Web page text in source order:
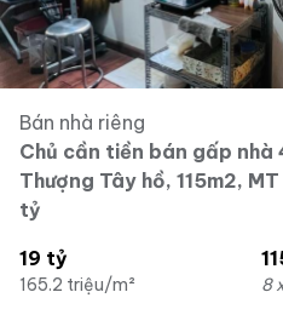
Bán nhà riêng
Chủ cần tiền bán gấp nhà
Thượng Tây hồ, 115m2,
tỷ
19 tỷ
165.2 triệu/m² 8